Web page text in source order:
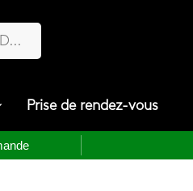
Prise de rendez-vous